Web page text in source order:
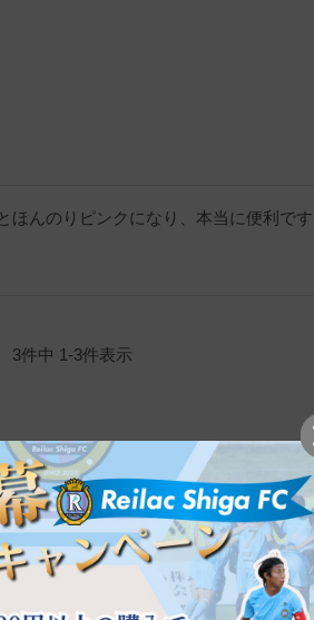
ほんのりピンクになり、本当に便利で
3件中 1-3件表示
ご注文方法